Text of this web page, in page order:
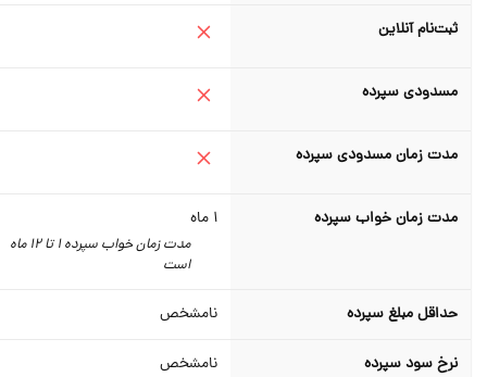
ثبت‌نام آنلاین
مسدودی سپرده
مدت زمان مسدودی سپرده
مدت زمان خواب سپرده ماه
مدت زمان خواب سپرده 1 تا 12 ماه
است
حداقل مبلغ سپرده نامشخص
نرخ سود سپرده نامشخص